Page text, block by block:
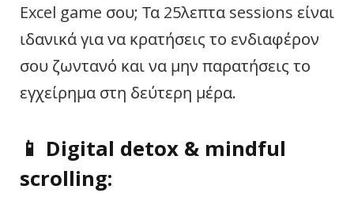
Excel game σου; Τα 25λεπτα sessions είναι
ιδανικά για να κρατήσεις το ενδιαφέρον
σου ζωντανό και να μην παρατήσεις το
εγχείρημα στη δεύτερη μέρα.
📱 Digital detox & mindful
scrolling: